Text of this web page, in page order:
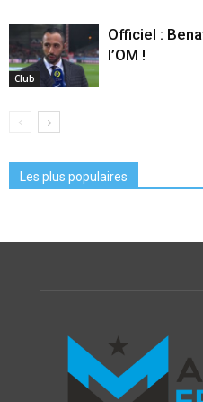
Club
Officiel :
l’OM !
Les plus populaires